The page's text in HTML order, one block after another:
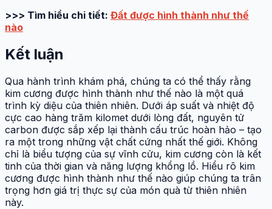
>>> Tìm hiểu chi tiết: Đất được hình thành như thế
nào
Kết luận
Qua hành trình khám phá, chúng ta có thể thấy rằng
kim cương được hình thành như thế nào là một quá
trình kỳ diệu của thiên nhiên. Dưới áp suất và nhiệt độ
cực cao hàng trăm kilomet dưới lòng đất, nguyên tử
carbon được sắp xếp lại thành cấu trúc hoàn hảo – tạo
ra một trong những vật chất cứng nhất thế giới. Không
chỉ là biểu tượng của sự vĩnh cửu, kim cương còn là kết
tinh của thời gian và năng lượng khổng lồ. Hiểu rõ kim
cương được hình thành như thế nào giúp chúng ta trân
trọng hơn giá trị thực sự của món quà từ thiên nhiên
này.